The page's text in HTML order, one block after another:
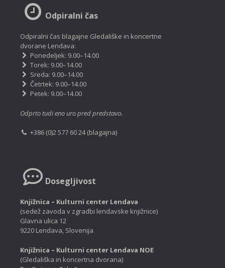
Odpiralni čas
Odpiralni čas blagajne Gledališke in koncertne
dvorane Lendava:
Ponedeljek: 9.00–14.00
Torek: 9.00–14.00
Sreda: 9.00–14.00
Četrtek: 9.00–14.00
Petek: 9.00–14.00
Odprto tudi eno uro pred predstavo.
+386 (0)2 577 60 24 (blagajna)
Dosegljivost
Knjižnica – Kulturni center Lendava
(sedež zavoda v zgradbi lendavske knjižnice)
Glavna ulica 12
9220 Lendava, Slovenija
Knjižnica – Kulturni center Lendava NOE
(Gledališka in koncertna dvorana)